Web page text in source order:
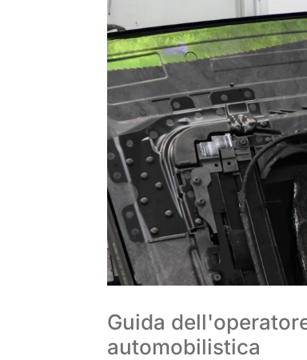
Guida
automobilistica